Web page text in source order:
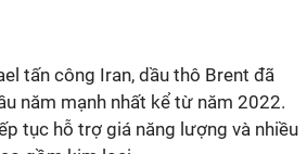
tấn công Iran, dầu thô Brent đã
năm mạnh nhất kể từ năm 2022.
tục hỗ trợ giá năng lượng và nhiều